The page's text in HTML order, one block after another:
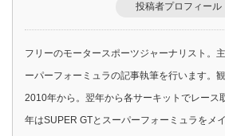
投稿者プロフィール
フリーのモータースポーツジャーナリスト。
ーパーフォーミュラの記事執筆を行います。
2010年から。翌年から各サーキットでレース
年はSUPER GTとスーパーフォーミュラをメ